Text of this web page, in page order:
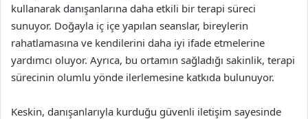
kullanarak danışanlarına daha etkili bir terapi süreci
sunuyor. Doğayla iç içe yapılan seanslar, bireylerin
rahatlamasına ve kendilerini daha iyi ifade etmelerine
yardımcı oluyor. Ayrıca, bu ortamın sağladığı sakinlik, terapi
sürecinin olumlu yönde ilerlemesine katkıda bulunuyor.
Keskin, danışanlarıyla kurduğu güvenli iletişim sayesinde